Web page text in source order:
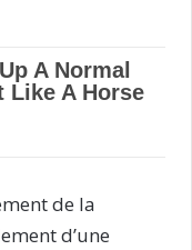
de la
d’une